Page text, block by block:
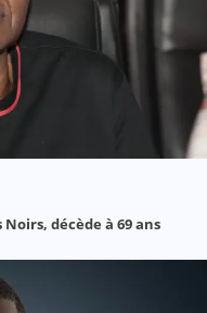
décède à 69 ans